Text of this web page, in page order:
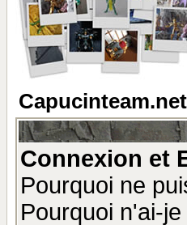
Connexion et
Pourquoi ne
Pourquoi n'ai-